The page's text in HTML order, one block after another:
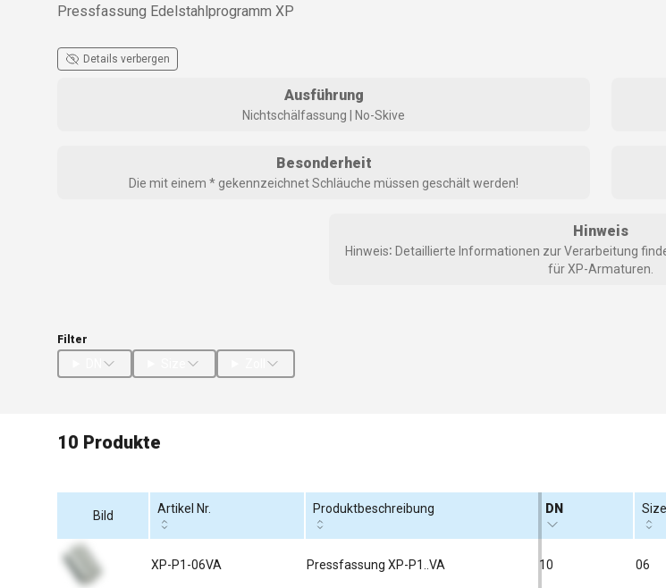
Pressfassung Edelstahlprogramm XP
Details verbergen
Ausführung
Nichtschälfassung | No-Skive
Besonderheit
Die mit einem * gekennzeichnet Schläuche müssen geschält werden!
Hinweis
Hinweis∶ Detaillierte Informationen zur Verarbeitung
für XP-Armaturen.
Filter
10 Produkte
Bild Artikel Nr. Produktbeschreibung DN Size
XP-P1-06VA Pressfassung XP-P1..VA 10 06